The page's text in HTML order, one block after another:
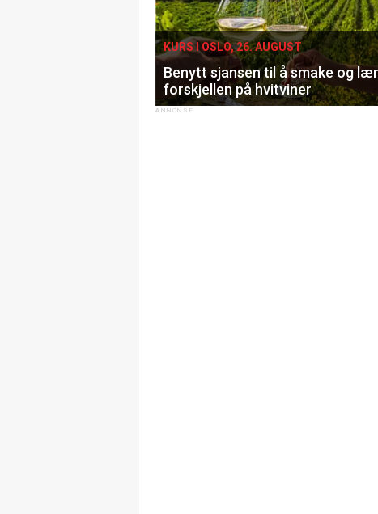
KURS I OSLO, 26. AUGUST
Benytt sjansen til å smake og
forskjellen på hvitviner